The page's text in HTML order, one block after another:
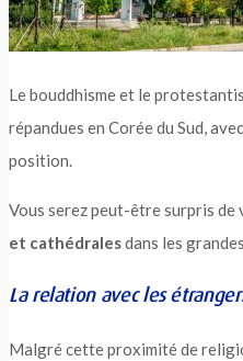
Le bouddhisme et le
répandues en Corée du Sud,
position.
Vous serez peut-être surpris de
et cathédralesdans les
La relation avec les
Malgré cette proximité de